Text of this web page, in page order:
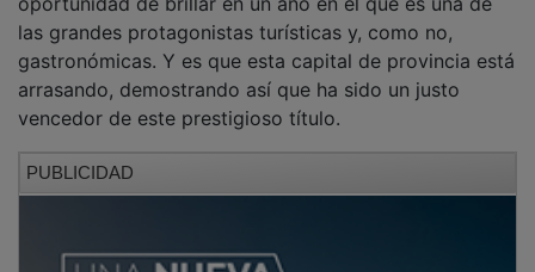
las grandes protagonistas turísticas y, como no,
gastronómicas. Y es que esta capital de provincia está
arrasando, demostrando así que ha sido un justo
vencedor de este prestigioso título.